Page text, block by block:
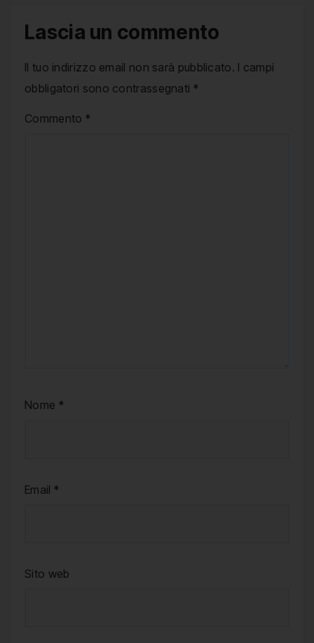
Lascia un commento
Il tuo indirizzo email non sarà pubblicato. I campi
obbligatori sono contrassegnati *
Commento *
Nome *
Email *
Sito web